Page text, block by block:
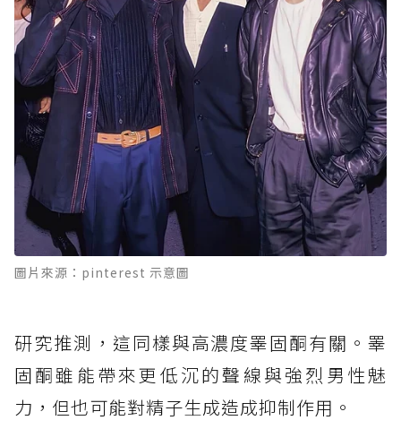
圖片來源：pinterest 示意圖
研究推測，這同樣與高濃度睪固酮有關。睪
固酮雖能帶來更低沉的聲線與強烈男性魅
力，但也可能對精子生成造成抑制作用。